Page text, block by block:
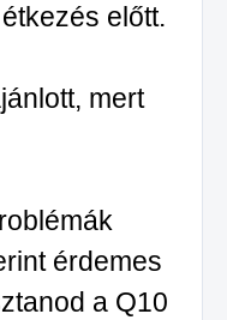
előtt.
mert
érdemes
a Q10